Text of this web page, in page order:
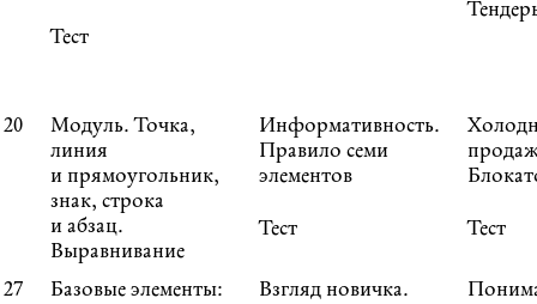
Тест
20
Модуль. Точка,
линия
и прямоугольник,
знак, строка
и абзац.
Выравнивание
Информативность.
Правило семи
элементов
Тест Тест
27
Базовые элементы:
Взгляд новичка.